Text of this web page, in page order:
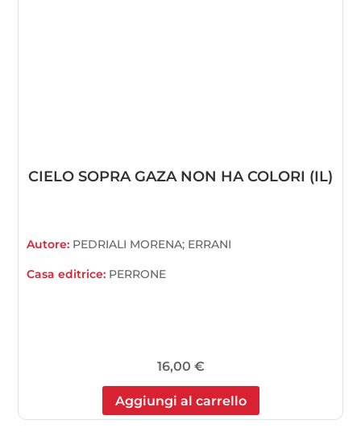
CIELO SOPRA GAZA NON HA COLORI (IL)
Autore: PEDRIALI MORENA; ERRANI
Casa editrice: PERRONE
16,00 €
Aggiungi al carrello